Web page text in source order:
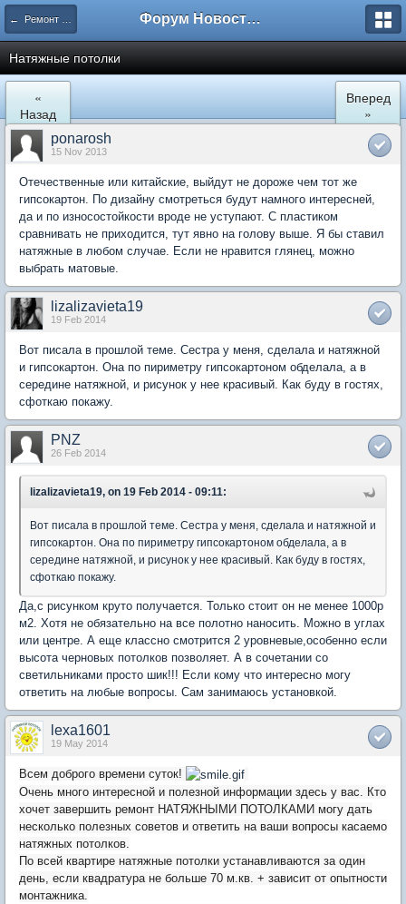
← Ремонт квартир Форум Новостройки
Натяжные потолки
«
Назад
Вперед
»
ponarosh
15 Nov 2013
Отечественные или китайские, выйдут не дороже чем тот же
гипсокартон. По дизайну смотреться будут намного интересней,
да и по износостойкости вроде не уступают. С пластиком
сравнивать не приходится, тут явно на голову выше. Я бы ставил
натяжные в любом случае. Если не нравится глянец, можно
выбрать матовые.
lizalizavieta19
19 Feb 2014
Вот писала в прошлой теме. Сестра у меня, сделала и натяжной
и гипсокартон. Она по пириметру гипсокартоном обделала, а в
середине натяжной, и рисунок у нее красивый. Как буду в гостях,
сфоткаю покажу.
PNZ
26 Feb 2014
lizalizavieta19, on 19 Feb 2014 - 09:11:
Вот писала в прошлой теме. Сестра у меня, сделала и натяжной и
гипсокартон. Она по пириметру гипсокартоном обделала, а в
середине натяжной, и рисунок у нее красивый. Как буду в гостях,
сфоткаю покажу.
Да,с рисунком круто получается. Только стоит он не менее 1000р
м2. Хотя не обязательно на все полотно наносить. Можно в углах
или центре. А еще классно смотрится 2 уровневые,особенно если
высота черновых потолков позволяет. А в сочетании со
светильниками просто шик!!! Если кому что интересно могу
ответить на любые вопросы. Сам занимаюсь установкой.
lexa1601
19 May 2014
Всем доброго времени суток!
Очень много интересной и полезной информации здесь у вас. Кто
хочет завершить ремонт НАТЯЖНЫМИ ПОТОЛКАМИ могу дать
несколько полезных советов и ответить на ваши вопросы касаемо
натяжных потолков.
По всей квартире натяжные потолки устанавливаются за один
день, если квадратура не больше 70 м.кв. + зависит от опытности
монтажника.